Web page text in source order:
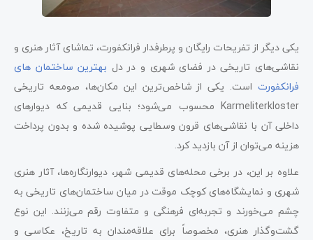
یکی دیگر از تفریحات رایگان و پرطرفدار فرانکفورت، تماشای آثار هنری و
نقاشی‌های تاریخی در فضای شهری و در دل بهترین ساختمان ‌های
فرانکفورت است. یکی از شاخص‌ترین این مکان‌ها، صومعه تاریخی
Karmeliterkloster محسوب می‌شود؛ بنایی قدیمی که دیوارهای
داخلی آن با نقاشی‌های قرون وسطایی پوشیده شده و بدون پرداخت
هزینه می‌توان از آن بازدید کرد.
علاوه بر این، در برخی محله‌های قدیمی شهر، دیوارنگاره‌ها، آثار هنری
شهری و نمایشگاه‌های کوچک موقت در میان ساختمان‌های تاریخی به
چشم می‌خورند و تجربه‌ای فرهنگی و متفاوت رقم می‌زنند. این نوع
گشت‌وگذار هنری، مخصوصاً برای علاقه‌مندان به تاریخ، عکاسی و